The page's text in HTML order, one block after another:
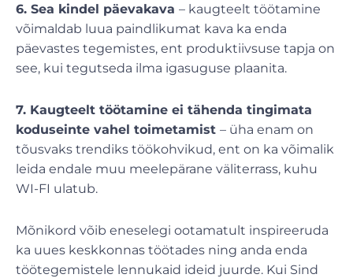
6. Sea kindel päevakava – kaugteelt töötamine
võimaldab luua paindlikumat kava ka enda
päevastes tegemistes, ent produktiivsuse tapja on
see, kui tegutseda ilma igasuguse plaanita.
7. Kaugteelt töötamine ei tähenda tingimata
koduseinte vahel toimetamist – üha enam on
tõusvaks trendiks töökohvikud, ent on ka võimalik
leida endale muu meelepärane väliterrass, kuhu
WI-FI ulatub.
Mõnikord võib eneselegi ootamatult inspireeruda
ka uues keskkonnas töötades ning anda enda
töötegemistele lennukaid ideid juurde. Kui Sind